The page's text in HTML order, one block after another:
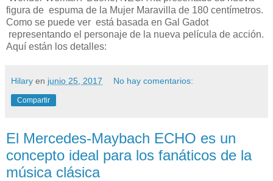
figura de espuma de la Mujer Maravilla de 180 centímetros.
Como se puede ver está basada en Gal Gadot
representando el personaje de la nueva película de acción.
Aquí están los detalles:
Hilary en junio 25, 2017 No hay comentarios:
Compartir
El Mercedes-Maybach ECHO es un
concepto ideal para los fanáticos de la
música clásica